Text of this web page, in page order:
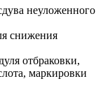
неуложенного
снижения
отбраковки,
маркировки